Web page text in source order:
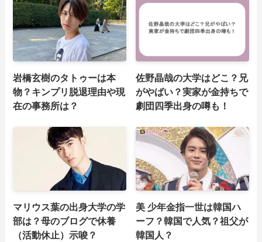
岩橋玄樹のタトゥーは本
物？キンプリ脱退理由や現
在の事務所は？
佐野晶哉の大学はどこ？兄
がやばい？実家が金持ちで
劇団四季出身の噂も！
マリウス葉の出身大学の学
部は？母のブログで休養
（活動休止）示唆？
美 少年金指一世は韓国ハ
ーフ？韓国で人気？祖父が
韓国人？